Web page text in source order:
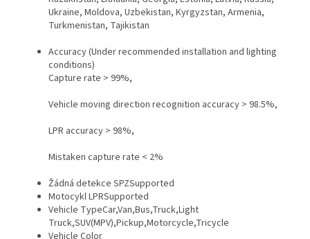
Ukraine, Moldova, Uzbekistan, Kyrgyzstan, Armenia,
Turkmenistan, Tajikistan
Accuracy (Under recommended installation and lighting
conditions)
Capture rate > 99%,
Vehicle moving direction recognition accuracy > 98.5%,
LPR accuracy > 98%,
Mistaken capture rate < 2%
Žádná detekce SPZSupported
Motocykl LPRSupported
Vehicle TypeCar,Van,Bus,Truck,Light
Truck,SUV(MPV),Pickup,Motorcycle,Tricycle